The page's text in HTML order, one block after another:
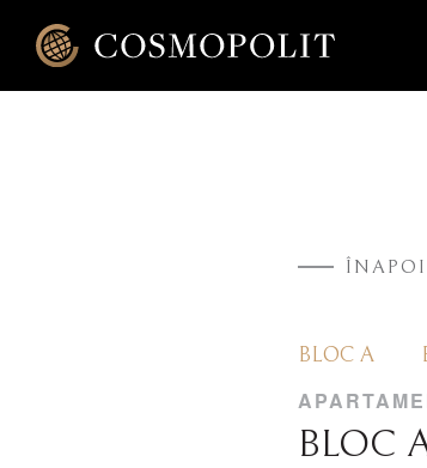
BLOC A
BLOC